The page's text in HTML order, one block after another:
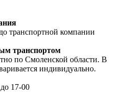
транспортной компании
транспортом
по Смоленской области. В
индивидуально.
17-00